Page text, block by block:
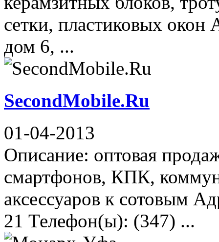
сетки, пластиковых
дом 6, ...
SecondMobile.Ru
01-04-2013
Описание: оптовая
смартфонов, КПК,
аксессуаров к сотовым
21 Телефон(ы): (347) ...